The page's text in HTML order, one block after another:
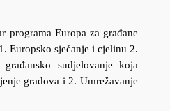
programa Europa za građane
Europsko sjećanje i cjelinu 2.
sudjelovanje koja
gradova i 2. Umrežavanje